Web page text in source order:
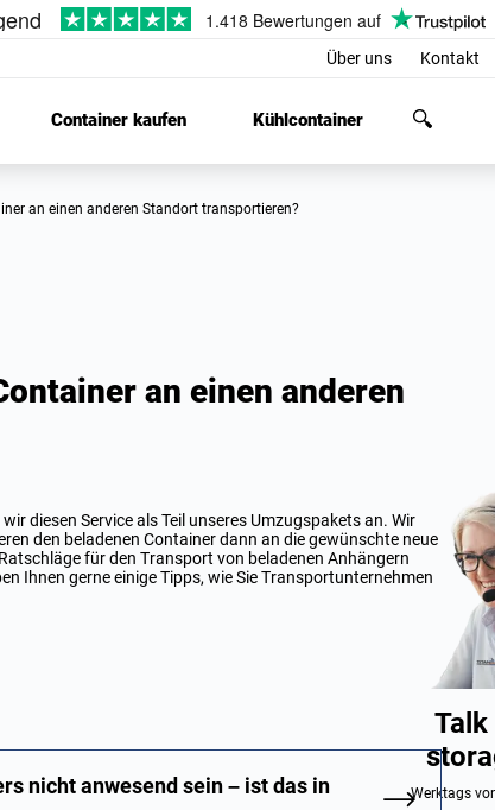
Über uns Kontakt
Container kaufen Kühlcontainer
an einen anderen Standort transportieren?
an einen anderen
diesen Service als Teil unseres Umzugspakets an. Wir
den beladenen Container dann an die gewünschte neue
für den Transport von beladenen Anhängern
Ihnen gerne einige Tipps, wie Sie Transportunternehmen
nicht anwesend sein – ist das in
Werktags